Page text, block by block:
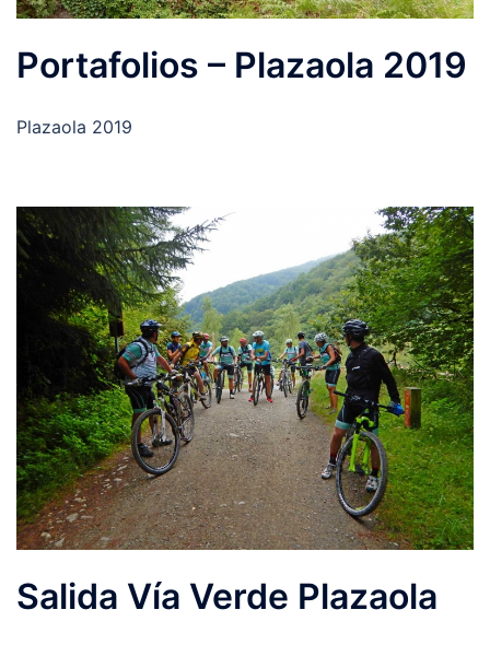
Portafolios – Plazaola 2019
Plazaola 2019
Salida Vía Verde Plazaola